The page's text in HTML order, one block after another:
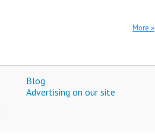
More »
Blog
Advertising on our site